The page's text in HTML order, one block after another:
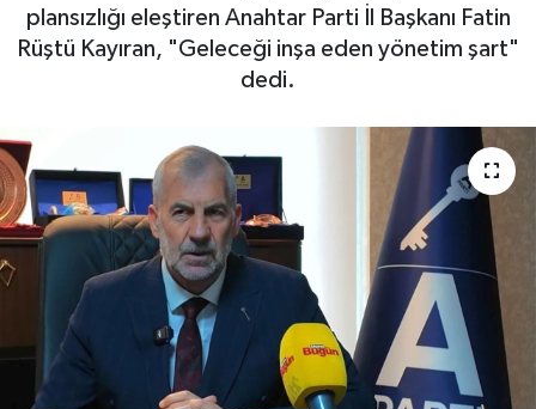
plansızlığı eleştiren Anahtar Parti İl Başkanı Fatin
Rüştü Kayıran, "Geleceği inşa eden yönetim şart"
dedi.
Kültür Sanat
Manşet Altı
Manşetler
Resmi İlan
Sağlık
Spor